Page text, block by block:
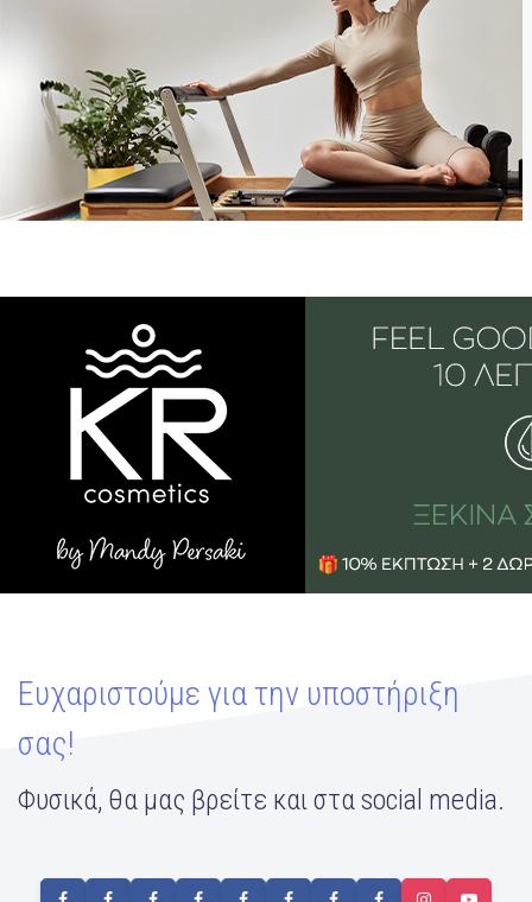
Ευχαριστούμε για την υποστήριξη
σας!
Φυσικά, θα μας βρείτε και στα social media.